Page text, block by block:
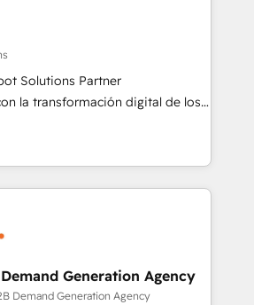
en español, inglés y portugués,
y excelencia técnica para
a empresas
tecnología, retail, e-
financieras, seguros y servicios,
en datos. 🌎 Highlights:
HubSpot 100+
👉 ¿Listo para transformar
Solutions Partner
la transformación digital de los
de las empresas en
un enfoque en Marketing, Ventas
trabajo
de alto rendimiento, con
operativa de nuestros
Nos especializamos
Desarrolladores
Generation Agency
Demand Generation Agency